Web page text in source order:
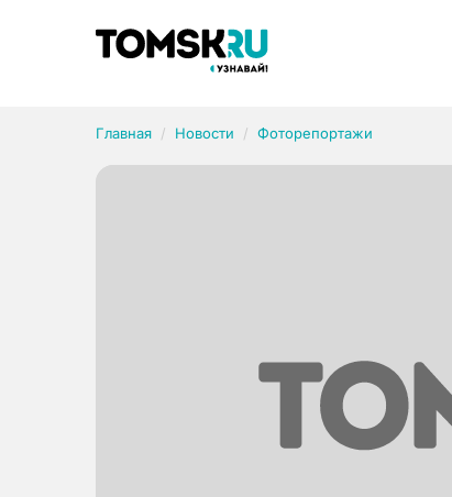
Главная Новости Фоторепортажи
Рубрики